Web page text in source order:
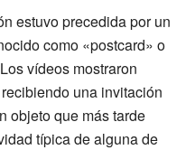
estuvo precedida por un
como «postcard» o
vídeos mostraron
una invitación
objeto que más tarde
típica de alguna de